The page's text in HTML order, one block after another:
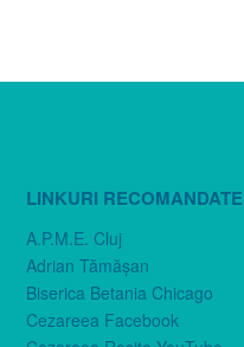
LINKURI RECOMANDATE
A.P.M.E. Cluj
Adrian Tămăşan
Biserica Betania Chicago
Cezareea Facebook